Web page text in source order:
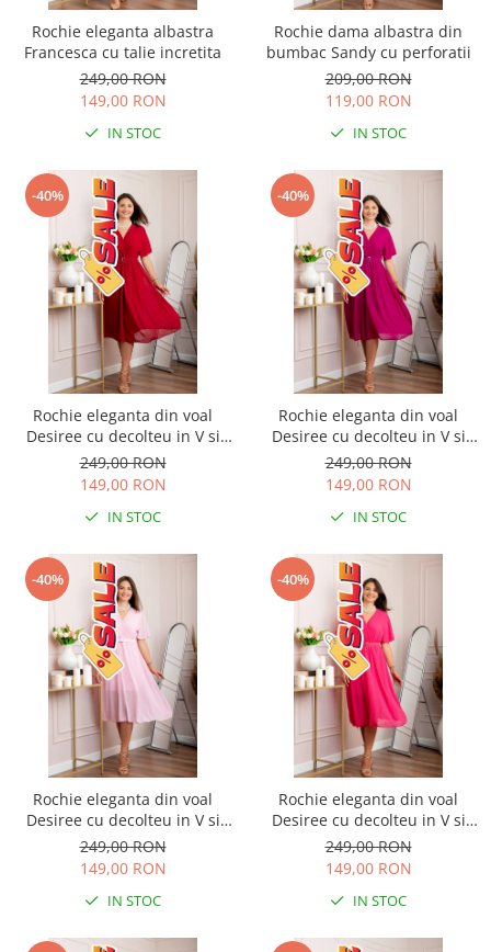
Rochie eleganta albastra
Francesca cu talie incretita
249,00 RON
149,00 RON
IN STOC
Rochie dama albastra din
bumbac Sandy cu perforatii
209,00 RON
119,00 RON
IN STOC
-40%
Rochie eleganta din voal
Desiree cu decolteu in V si
curea - Grena
249,00 RON
149,00 RON
IN STOC
-40%
Rochie eleganta din voal
Desiree cu decolteu in V si
curea - Fuchsia
249,00 RON
149,00 RON
IN STOC
-40%
Rochie eleganta din voal
Desiree cu decolteu in V si
curea - Roz pastel
249,00 RON
149,00 RON
IN STOC
-40%
Rochie eleganta din voal
Desiree cu decolteu in V si
curea - Ciclam
249,00 RON
149,00 RON
IN STOC